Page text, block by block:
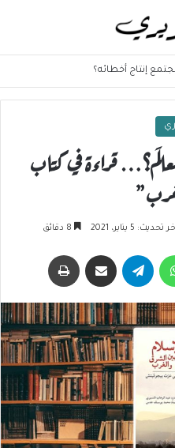
قراءة في كتاب
تحديث: 5 يناير، 2021